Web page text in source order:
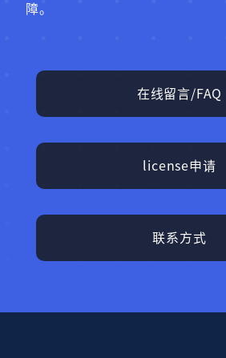
障。
在线留言/FAQ
license申请
联系方式